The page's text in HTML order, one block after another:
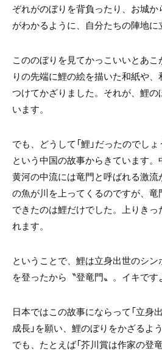
ぞれがのぼりを背負ったり、お城
がわかるように、自分たちの陣地に
こののぼりを見てかっこいいとあ
りの先端に鯉の絵を描いた和紙や
つけてかざりました。それが、鯉
います。
でも、どうして「鯉」だったのでしょ
という中国の故事からきています。
黄河の中流には竜門と呼ばれる激
の魚が川を上ってくるのですが、
できたのは鯉だけでした。上りき
れます。
ということで、鯉は立身出世のシ
を登ったから〝登竜門〟。イキです
日本ではこの故事にならって「立身
成長」を願い、鯉のぼりをかざるよ
でも、たとえば「芥川賞は作家の登